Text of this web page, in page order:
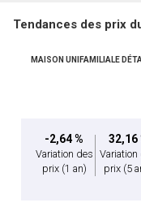
Tendances des prix
MAISON UNIFAMILIALE
-2,64 %
Variation des
prix (1 an)
32,16
Variation
prix (5